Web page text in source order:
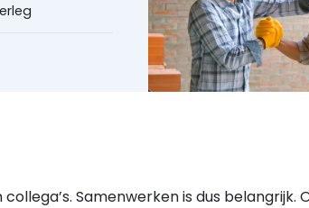
Samenwerken is dus belangrijk.